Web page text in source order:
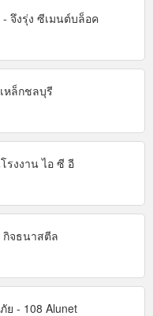
- จึงรุ่ง ซีเมนต์บล็อค
หล็กชลบุรี
รงงาน ไอ ซี อี
กิจธนาสตีล
ย - 108 Alunet